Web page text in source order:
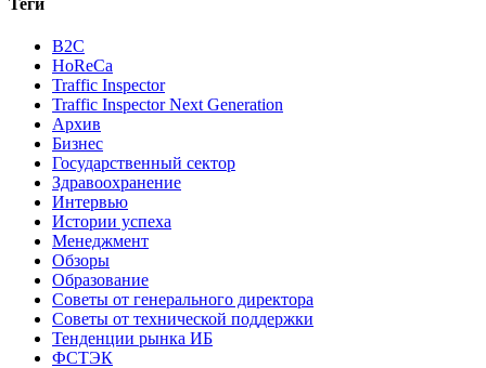
B2C
HoReCa
Traffic Inspector
Traffic Inspector Next Generation
Архив
Бизнес
Государственный сектор
Здравоохранение
Интервью
Истории успеха
Менеджмент
Обзоры
Образование
Советы от генерального директора
Советы от технической поддержки
Тенденции рынка ИБ
ФСТЭК